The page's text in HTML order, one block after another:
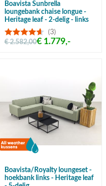
Boavista Sunbrella
loungebank chaise longue -
Heritage leaf - 2-delig - links
(3)
€ 2.582,00€ 1.779,-
Boavista/Royalty loungeset -
hoekbank links - Heritage leaf